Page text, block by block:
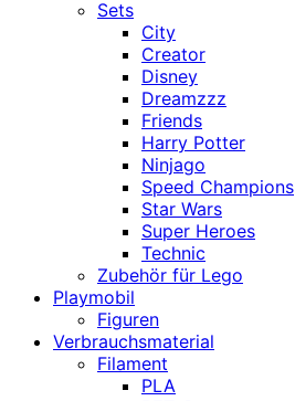
Sets
City
Creator
Disney
Dreamzzz
Friends
Harry Potter
Ninjago
Speed Champions
Star Wars
Super Heroes
Technic
Zubehör für Lego
Playmobil
Figuren
Verbrauchsmaterial
Filament
PLA